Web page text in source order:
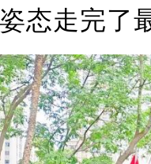
态走完了